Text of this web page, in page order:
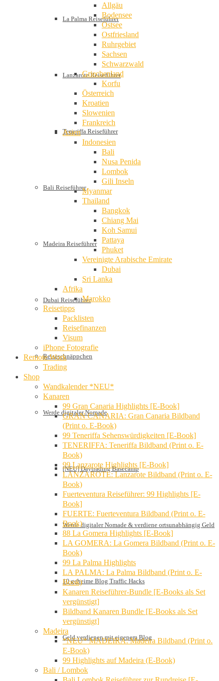
La Palma Reiseführer
Lanzarote Reiseführer
Teneriffa Reiseführer
Bali Reiseführer
Madeira Reiseführer
Dubai Reiseführer
Reiseschnäppchen
Werde digitaler Nomade
[NEU] Daytrading Basecamp
Werde digitaler Nomade & verdiene ortsunabhängig Geld
10 geheime Blog Traffic Hacks
Geld verdienen mit eigenem Blog
Allgäu
Bodensee
Ostsee
Ostfriesland
Ruhrgebiet
Sachsen
Schwarzwald
Griechenland
Korfu
Österreich
Kroatien
Slowenien
Frankreich
Asien
Indonesien
Bali
Nusa Penida
Lombok
Gili Inseln
Myanmar
Thailand
Bangkok
Chiang Mai
Koh Samui
Pattaya
Phuket
Vereinigte Arabische Emirate
Dubai
Sri Lanka
Afrika
Marokko
Reisetipps
Packlisten
Reisefinanzen
Visum
iPhone Fotografie
Remote Work
Trading
Shop
Wandkalender *NEU*
Kanaren
99 Gran Canaria Highlights [E-Book]
GRAN CANARIA: Gran Canaria Bildband
(Print o. E-Book)
99 Teneriffa Sehenswürdigkeiten [E-Book]
TENERIFFA: Teneriffa Bildband (Print o. E-
Book)
99 Lanzarote Highlights [E-Book]
LANZAROTE: Lanzarote Bildband (Print o. E-
Book)
Fuerteventura Reiseführer: 99 Highlights [E-
Book]
FUERTE: Fuerteventura Bildband (Print o. E-
Book)
88 La Gomera Highlights [E-Book]
LA GOMERA: La Gomera Bildband (Print o. E-
Book)
99 La Palma Highlights
LA PALMA: La Palma Bildband (Print o. E-
Book)
Kanaren Reiseführer-Bundle [E-Books als Set
vergünstigt]
Bildband Kanaren Bundle [E-Books als Set
vergünstigt]
Madeira
*NEU* MADEIRA: Madeira Bildband (Print o.
E-Book)
99 Highlights auf Madeira (E-Book)
Bali / Lombok